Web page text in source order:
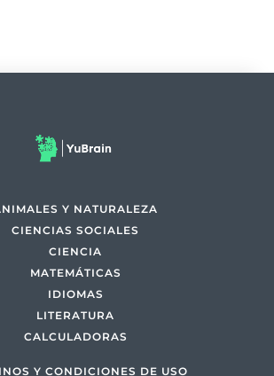
Y NATURALEZA
CIENCIAS SOCIALES
CIENCIA
MATEMÁTICAS
IDIOMAS
LITERATURA
CALCULADORAS
Y CONDICIONES DE USO